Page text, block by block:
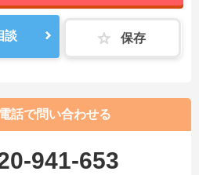
談 保存
話で問い合わせる
941-653